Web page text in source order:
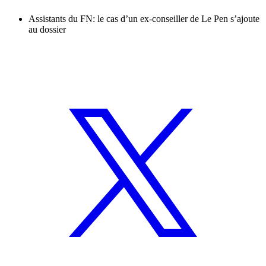
Assistants du FN: le cas d’un ex-conseiller de Le Pen s’ajoute
au dossier